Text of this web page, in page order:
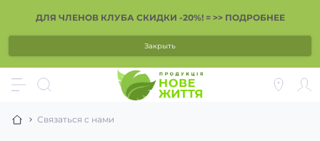
ДЛЯ ЧЛЕНОВ КЛУБА СКИДКИ -20%! = >> ПОДРОБНЕЕ
Закрыть
Связаться с нами